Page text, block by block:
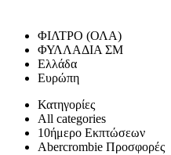
ΦΙΛΤΡΟ (ΟΛΑ)
ΦΥΛΛΑΔΙΑ ΣΜ
Ελλάδα
Ευρώπη
Κατηγορίες
All categories
10ήμερο Εκπτώσεων
Abercrombie Προσφορές